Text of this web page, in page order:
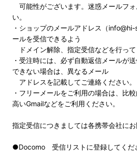
可能性がございます。迷惑メールフォ
い。
・ショップのメールアドレス（
ールを受信できるよう
ドメイン解除、指定受信などを行って
・受注時には、必ず自動返信メールが
できない場合は、異なるメール
アドレスを記載してご連絡ください。
・フリーメールをご利用の場合は、比
高いGmailなどをご利用ください。
指定受信につきましては各携帯会社にお
●Docomo 受信リストに登録してくだ